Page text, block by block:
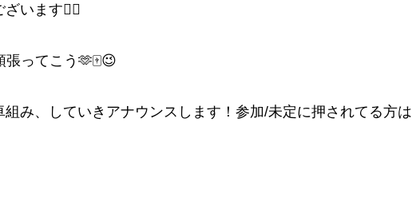
います🙇‍♀️
ってこう🫶🀄️😉
み、していきアナウンスします！参加/未定に押されてる方は